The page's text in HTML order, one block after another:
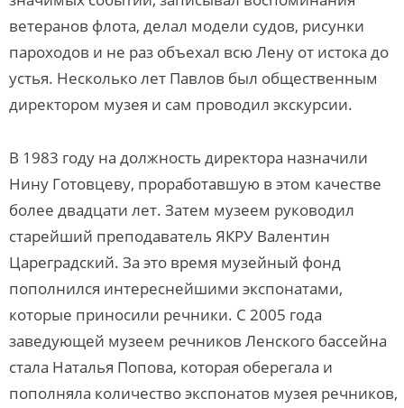
ветеранов флота, делал модели судов, рисунки
пароходов и не раз объехал всю Лену от истока до
устья. Несколько лет Павлов был общественным
директором музея и сам проводил экскурсии.
В 1983 году на должность директора назначили
Нину Готовцеву, проработавшую в этом качестве
более двадцати лет. Затем музеем руководил
старейший преподаватель ЯКРУ Валентин
Цареградский. За это время музейный фонд
пополнился интереснейшими экспонатами,
которые приносили речники. С 2005 года
заведующей музеем речников Ленского бассейна
стала Наталья Попова, которая оберегала и
пополняла количество экспонатов музея речников,